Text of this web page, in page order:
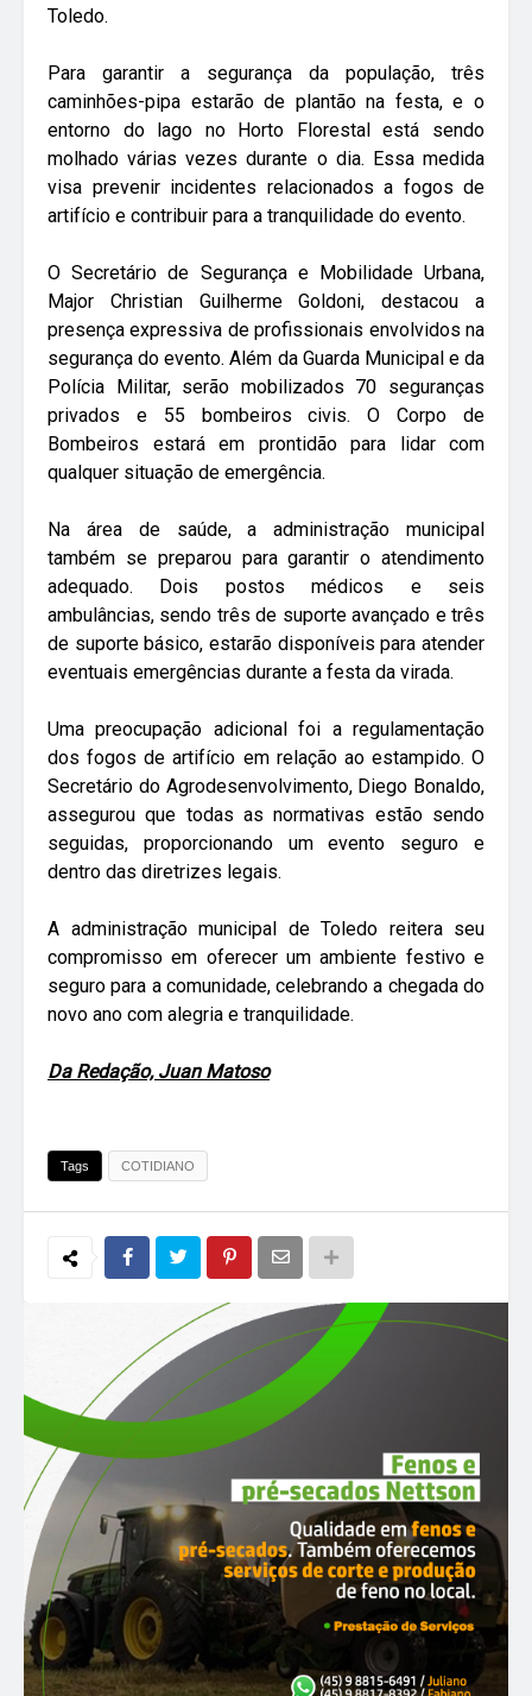
Toledo.
Para garantir a segurança da população, três
caminhões-pipa estarão de plantão na festa, e o
entorno do lago no Horto Florestal está sendo
molhado várias vezes durante o dia. Essa medida
visa prevenir incidentes relacionados a fogos de
artifício e contribuir para a tranquilidade do evento.
O Secretário de Segurança e Mobilidade Urbana,
Major Christian Guilherme Goldoni, destacou a
presença expressiva de profissionais envolvidos na
segurança do evento. Além da Guarda Municipal e da
Polícia Militar, serão mobilizados 70 seguranças
privados e 55 bombeiros civis. O Corpo de
Bombeiros estará em prontidão para lidar com
qualquer situação de emergência.
Na área de saúde, a administração municipal
também se preparou para garantir o atendimento
adequado. Dois postos médicos e seis
ambulâncias, sendo três de suporte avançado e três
de suporte básico, estarão disponíveis para atender
eventuais emergências durante a festa da virada.
Uma preocupação adicional foi a regulamentação
dos fogos de artifício em relação ao estampido. O
Secretário do Agrodesenvolvimento, Diego Bonaldo,
assegurou que todas as normativas estão sendo
seguidas, proporcionando um evento seguro e
dentro das diretrizes legais.
A administração municipal de Toledo reitera seu
compromisso em oferecer um ambiente festivo e
seguro para a comunidade, celebrando a chegada do
novo ano com alegria e tranquilidade.
Da Redação, Juan Matoso
Tags COTIDIANO